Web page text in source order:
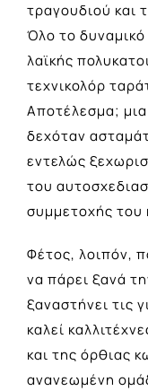
τραγουδιού και
Όλο το
λαϊκής
τεχνικολόρ
Αποτέλεσμα;
δεχόταν
εντελώς
του
συμμετοχής του
Φέτος, λοιπόν,
να πάρει ξανά
ξαναστήνει τις
καλεί
και της όρθιας
ανανεωμένη